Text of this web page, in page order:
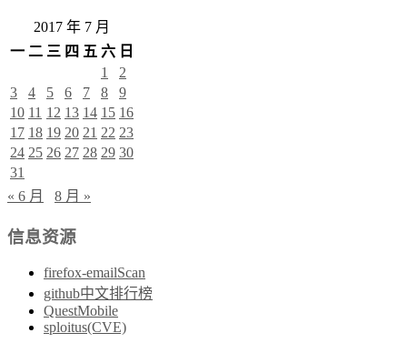
2017 年 7 月
一 二 三 四 五 六 日
1
2
3
4 5 6 7 8
9
10 11 12 13 14 15 16
17 18 19 20 21 22 23
24 25 26 27 28 29 30
31
« 6 月
8 月 »
信息资源
firefox-emailScan
github中文排行榜
QuestMobile
sploitus(CVE)